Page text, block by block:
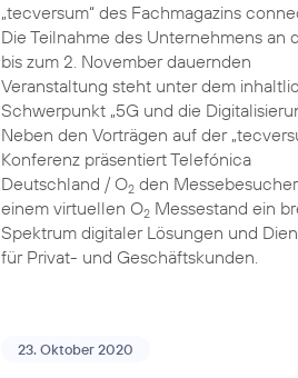
„tecversum“ des Fachmagazins
Die Teilnahme des Unternehmens an
bis zum 2. November dauernden
Veranstaltung steht unter dem
Schwerpunkt „5G und die
Neben den Vorträgen auf der
Konferenz präsentiert Telefónica
Deutschland / O2den
einem virtuellen O2Messestand ein
Spektrum digitaler Lösungen und
für Privat- und Geschäftskunden.
23. Oktober 2020